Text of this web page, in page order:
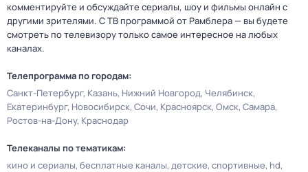
комментируйте и обсуждайте сериалы, шоу и фильмы онлайн с
другими зрителями. С ТВ программой от Рамблера — вы будете
смотреть по телевизору только самое интересное на любых
каналах.
Телепрограмма по городам:
Санкт-Петербург Казань Нижний Новгород Челябинск
Екатеринбург Новосибирск Сочи Красноярск Омск Самара
Ростов-на-Дону Краснодар
Телеканалы по тематикам:
кино и сериалы бесплатные каналы детские спортивные hd